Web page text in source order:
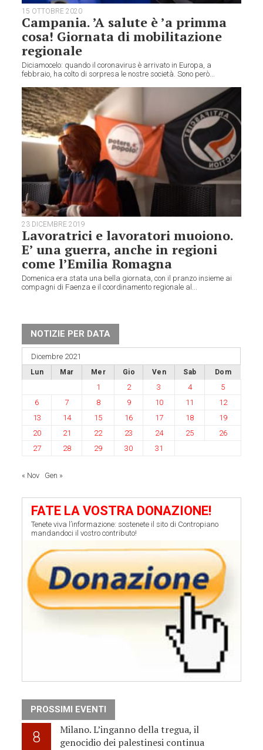
15 OTTOBRE 2020
Campania. ’A salute è ’a primma
cosa! Giornata di mobilitazione
regionale
Diciamocelo: quando il coronavirus è arrivato in Europa, a
febbraio, ha colto di sorpresa le nostre società. Sono però...
23 DICEMBRE 2019
Lavoratrici e lavoratori muoiono.
E’ una guerra, anche in regioni
come l’Emilia Romagna
Domenica era stata una bella giornata, con il pranzo insieme ai
compagni di Faenza e il coordinamento regionale al...
NOTIZIE PER DATA
Dicembre 2021
Lun Mar Mer Gio Ven Sab Dom
1 2 3 4
5
6
7 8 9 10 11
12
13
14 15 16 17 18
19
20
21 22 23 24 25
26
27
28 29 30 31
« Nov Gen »
FATE LA VOSTRA DONAZIONE!
Tenete viva l’informazione: sostenete il sito di Contropiano
mandandoci il vostro contributo!
PROSSIMI EVENTI
8
Milano. L’inganno della tregua, il
genocidio dei palestinesi continua